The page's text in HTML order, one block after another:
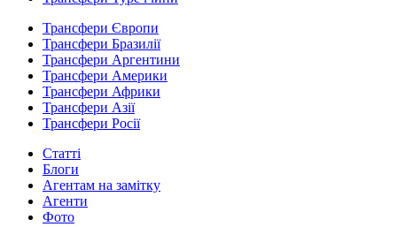
Трансфери Європи
Трансфери Бразилії
Трансфери Аргентини
Трансфери Америки
Трансфери Африки
Трансфери Азії
Трансфери Росії
Статті
Блоги
Агентам на замітку
Агенти
Фото